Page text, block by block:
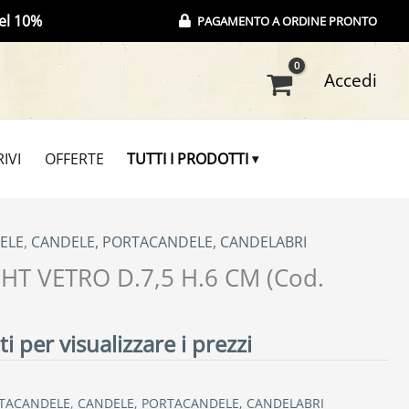
10% PAGAMENTO A ORDINE PRONTO
Accedi
OFFERTE TUTTI I PRODOTTI
, CANDELE, PORTACANDELE, CANDELABRI
VETRO D.7,5 H.6 CM (Cod.
per visualizzare i prezzi
, CANDELE, PORTACANDELE, CANDELABRI